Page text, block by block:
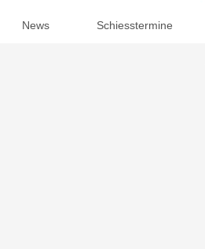
News Schiesstermine